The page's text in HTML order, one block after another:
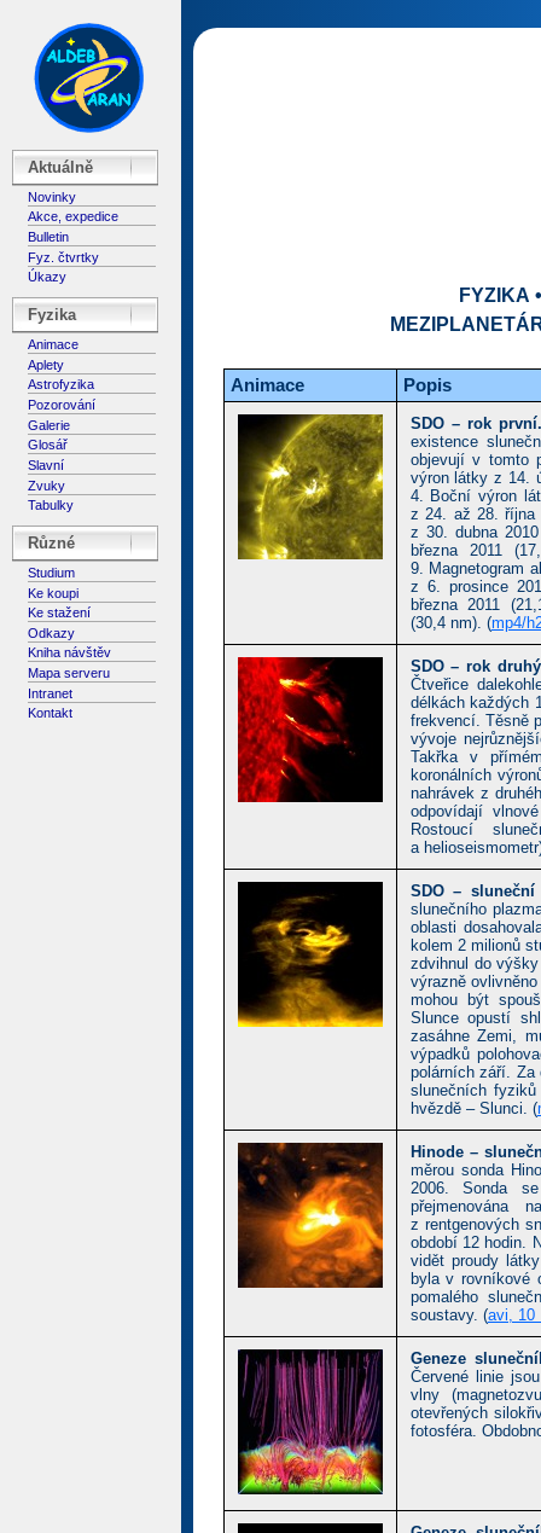
Aktuálně
Novinky
Akce, expedice
Bulletin
Fyz. čtvrtky
Úkazy
Fyzika
Animace
Aplety
Astrofyzika
Pozorování
Galerie
Glosář
Slavní
Zvuky
Tabulky
Různé
Studium
Ke koupi
Ke stažení
Odkazy
Kniha návštěv
Mapa serveru
Intranet
Kontakt
FYZIKA
Animace Popis
SDO – rok první.
existence
objevují v tomto
výron látky z 14.
4. Boční výron
z 24. až 28. října
z 30. dubna
března 2011
9. Magnetogram
z 6. prosince
března 2011
(30,4 nm). (mp4/
SDO – rok
Čtveřice
délkách každých
frekvencí. Těsně
vývoje
Takřka v
koronálních
nahrávek z
odpovídají
Rostoucí
a
SDO – sluneční
slunečního
oblasti
kolem 2 milionů
zdvihnul do
výrazně
mohou být
Slunce opustí
zasáhne Zemi,
výpadků
polárních září.
slunečních
hvězdě – Slunci. (
Hinode –
měrou sonda
2006. Sonda
přejmenována
z rentgenových
období 12 hodin.
vidět proudy
byla v rovníkové
pomalého
soustavy. (avi, 10
Geneze
Červené linie
vlny
otevřených
fotosféra.